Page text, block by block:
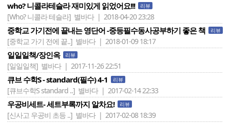
who? 니콜라테슬라 재미있게 읽었어요!!! 리뷰
[Who? 니콜라 테슬라] 별바다 | 2018-04-20 23:28
중학교 가기전에 끝내는 영단어 -중등필수동사공부하기 좋은 책 리뷰
[중학교 가기 전에 끝..] 별바다 | 2018-01-09 18:17
일일일책/장인옥 리뷰
[일일일책] 별바다 | 2017-11-26 22:51
큐브 수학S - standard(필수) 4-1 리뷰
[큐브수학S standard ..] 별바다 | 2017-02-14 22:33
우공비세트- 세트부록까지 알차요! 리뷰
[신사고 우공비 초등 ..] 별바다 | 2017-02-08 18:39